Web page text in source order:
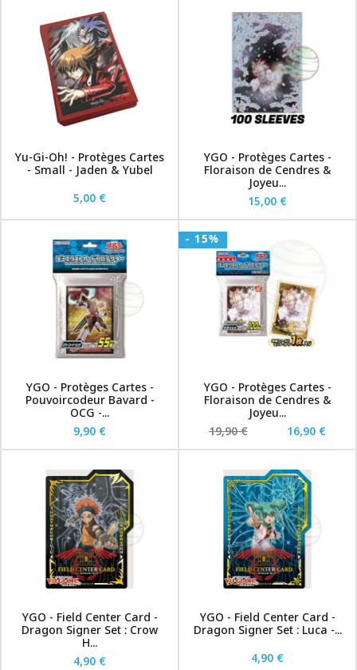
Yu-Gi-Oh! - Protèges Cartes
- Small - Jaden & Yubel
5,00 €
YGO - Protèges Cartes -
Floraison de Cendres &
Joyeu...
15,00 €
YGO - Protèges Cartes -
Pouvoircodeur Bavard -
OCG -...
9,90 €
- 15%
YGO - Protèges Cartes -
Floraison de Cendres &
Joyeu...
19,90 €
16,90 €
YGO - Field Center Card -
Dragon Signer Set : Crow
H...
4,90 €
YGO - Field Center Card -
Dragon Signer Set : Luca -...
4,90 €